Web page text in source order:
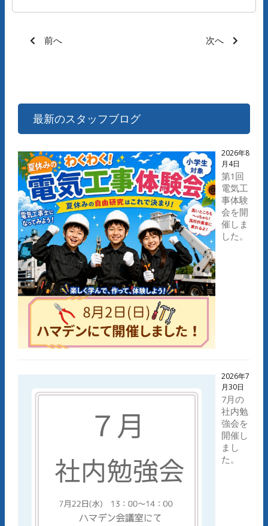
前へ 次へ
最新のスタッフブログ
2026年8
月4日
第1回
電気工
事体験
会を開
催しま
した。
2026年7
月30日
7月の
社内勉
強会を
開催し
まし
た。